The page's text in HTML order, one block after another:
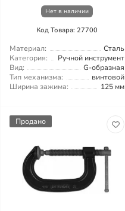
Нет в наличии
Код Товара: 27700
Материал:
Сталь
Категория:
Ручной инструмент
Вид:
G-образная
Тип механизма:
винтовой
Ширина зажима:
125 мм
Продано